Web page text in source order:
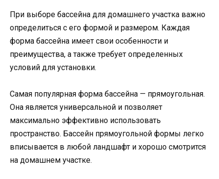
При выборе бассейна для домашнего участка важно
определиться с его формой и размером. Каждая
форма бассейна имеет свои особенности и
преимущества, а также требует определенных
условий для установки.
Самая популярная форма бассейна — прямоугольная.
Она является универсальной и позволяет
максимально эффективно использовать
пространство. Бассейн прямоугольной формы легко
вписывается в любой ландшафт и хорошо смотрится
на домашнем участке.